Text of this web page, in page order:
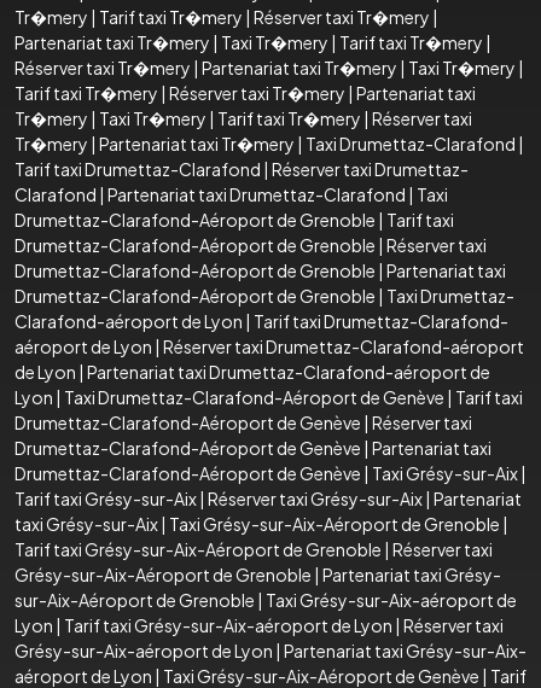
Tr�mery | Tarif taxi Tr�mery | Réserver taxi Tr�mery |
Partenariat taxi Tr�mery | Taxi Tr�mery | Tarif taxi Tr�mery |
Réserver taxi Tr�mery | Partenariat taxi Tr�mery | Taxi Tr�mery |
Tarif taxi Tr�mery | Réserver taxi Tr�mery | Partenariat taxi
Tr�mery | Taxi Tr�mery | Tarif taxi Tr�mery | Réserver taxi
Tr�mery | Partenariat taxi Tr�mery | Taxi Drumettaz-Clarafond |
Tarif taxi Drumettaz-Clarafond | Réserver taxi Drumettaz-
Clarafond | Partenariat taxi Drumettaz-Clarafond | Taxi
Drumettaz-Clarafond-Aéroport de Grenoble | Tarif taxi
Drumettaz-Clarafond-Aéroport de Grenoble | Réserver taxi
Drumettaz-Clarafond-Aéroport de Grenoble | Partenariat taxi
Drumettaz-Clarafond-Aéroport de Grenoble | Taxi Drumettaz-
Clarafond-aéroport de Lyon | Tarif taxi Drumettaz-Clarafond-
aéroport de Lyon | Réserver taxi Drumettaz-Clarafond-aéroport
de Lyon | Partenariat taxi Drumettaz-Clarafond-aéroport de
Lyon | Taxi Drumettaz-Clarafond-Aéroport de Genève | Tarif taxi
Drumettaz-Clarafond-Aéroport de Genève | Réserver taxi
Drumettaz-Clarafond-Aéroport de Genève | Partenariat taxi
Drumettaz-Clarafond-Aéroport de Genève | Taxi Grésy-sur-Aix|
Tarif taxi Grésy-sur-Aix| Réserver taxi Grésy-sur-Aix| Partenariat
taxi Grésy-sur-Aix| Taxi Grésy-sur-Aix-Aéroport de Grenoble |
Tarif taxi Grésy-sur-Aix-Aéroport de Grenoble | Réserver taxi
Grésy-sur-Aix-Aéroport de Grenoble | Partenariat taxi Grésy-
sur-Aix-Aéroport de Grenoble | Taxi Grésy-sur-Aix-aéroport de
Lyon | Tarif taxi Grésy-sur-Aix-aéroport de Lyon | Réserver taxi
Grésy-sur-Aix-aéroport de Lyon | Partenariat taxi Grésy-sur-Aix-
aéroport de Lyon | Taxi Grésy-sur-Aix-Aéroport de Genève | Tarif